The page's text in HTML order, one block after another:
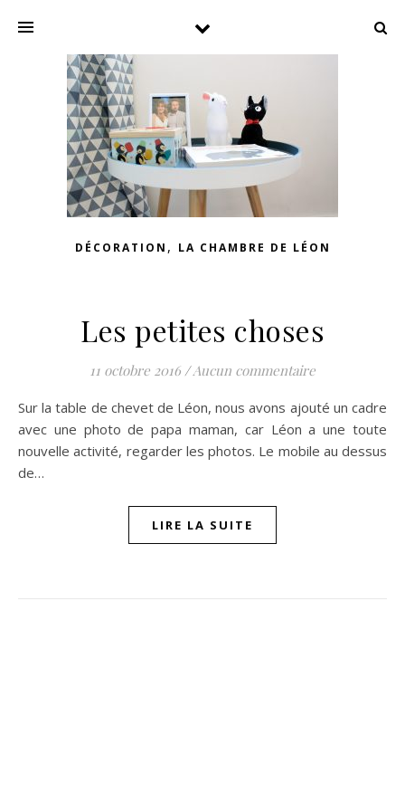
DÉCORATION , LA CHAMBRE DE LÉON
Les petites choses
11 octobre 2016 /Aucun commentaire
Sur la table de chevet de Léon, nous avons ajouté un cadre
avec une photo de papa maman, car Léon a une toute
nouvelle activité, regarder les photos. Le mobile au dessus
de…
LIRE LA SUITE